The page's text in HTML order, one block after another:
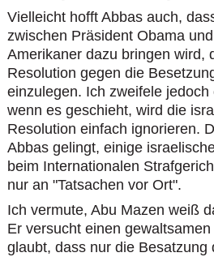
Vielleicht hofft Abbas auch,
zwischen Präsident Obama
Amerikaner dazu bringen wird,
Resolution gegen die
einzulegen. Ich zweifele
wenn es geschieht, wird die
Resolution einfach ignorieren.
Abbas gelingt, einige
beim Internationalen
nur an "Tatsachen vor Ort".
Ich vermute, Abu Mazen weiß
Er versucht einen
glaubt, dass nur die